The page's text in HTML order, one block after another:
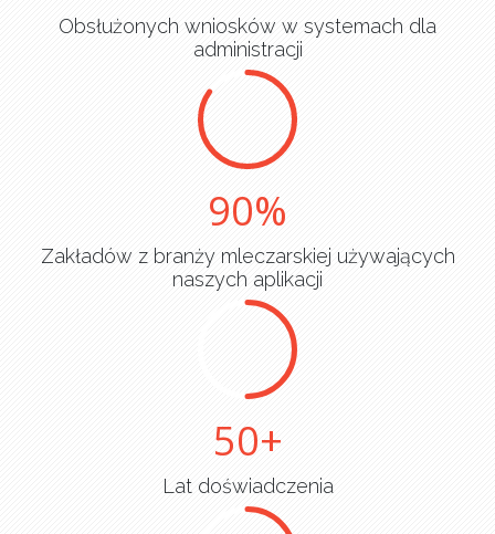
Obsłużonych wniosków w systemach dla
administracji
90
Zakładów z branży mleczarskiej używających
naszych aplikacji
50
Lat doświadczenia